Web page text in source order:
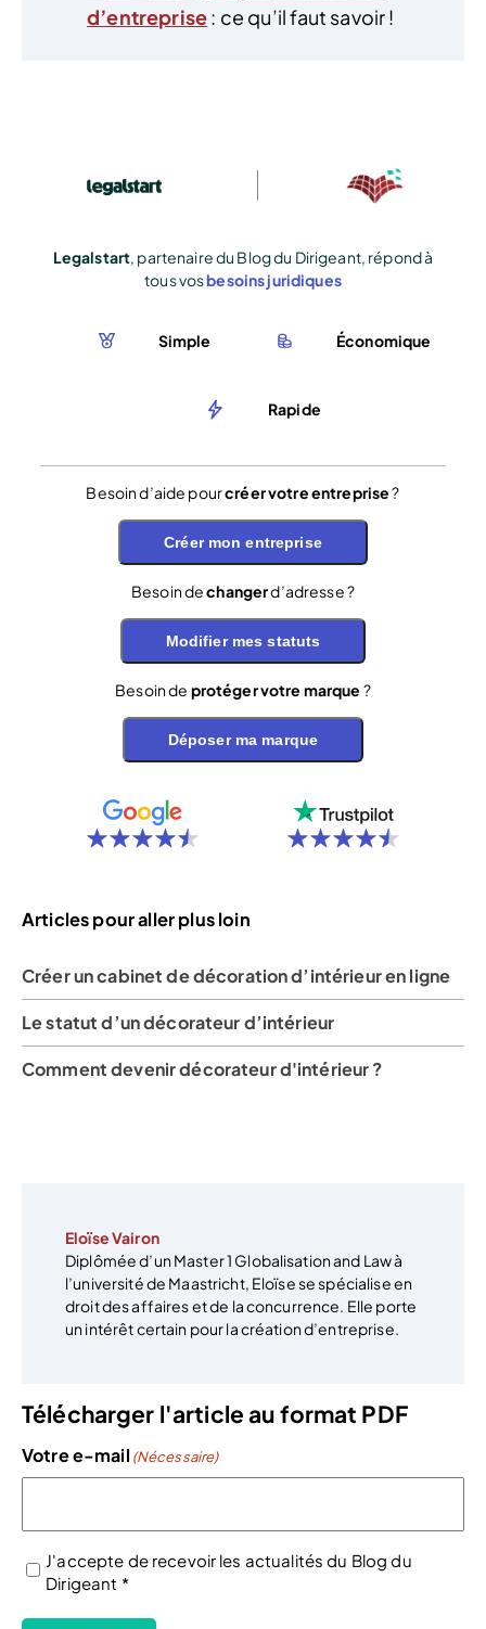
d’entreprise: ce qu’il faut savoir !
Legalstart, partenaire du Blog du Dirigeant, répond à
tous vosbesoins juridiques
Simple Économique
Rapide
Besoin d’aide pourcréer votre entreprise?
Créer mon entreprise
Besoin dechangerd’adresse ?
Modifier mes statuts
Besoin de protéger votre marque ?
Déposer ma marque
Articles pour aller plus loin
Créer un cabinet de décoration d’intérieur en ligne
Le statut d’un décorateur d’intérieur
Comment devenir décorateur d'intérieur ?
Eloïse Vairon
Diplômée d’un Master 1 Globalisation and Law à
l’université de Maastricht, Eloïse se spécialise en
droit des affaires et de la concurrence. Elle porte
un intérêt certain pour la création d’entreprise.
Télécharger l'article au format PDF
Votre e-mail (Nécessaire)
(Nécessaire)
J'accepte de recevoir les actualités du Blog du
Dirigeant *